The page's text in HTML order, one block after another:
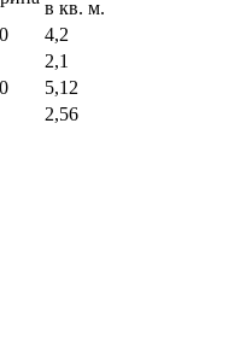
в кв. м.
4,2
2,1
5,12
2,56